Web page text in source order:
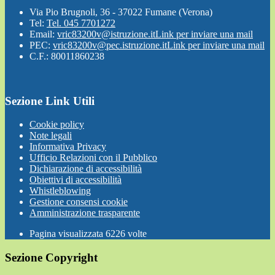
Via Pio Brugnoli, 36 - 37022 Fumane (Verona)
Tel: Tel. 045 7701272
Email: vric83200v@istruzione.itLink per inviare una mail
PEC: vric83200v@pec.istruzione.itLink per inviare una mail
C.F.: 80011860238
Sezione Link Utili
Cookie policy
Note legali
Informativa Privacy
Ufficio Relazioni con il Pubblico
Dichiarazione di accessibilità
Obiettivi di accessibilità
Whistleblowing
Gestione consensi cookie
Amministrazione trasparente
Pagina visualizzata 6226 volte
Sezione Copyright